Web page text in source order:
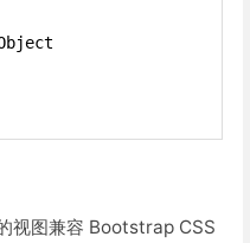
视图兼容 Bootstrap CSS